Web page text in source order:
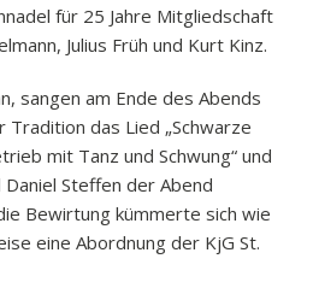
für 25 Jahre Mitgliedschaft
Julius Früh und Kurt Kinz.
sangen am Ende des Abends
Tradition das Lied „Schwarze
mit Tanz und Schwung“ und
Steffen der Abend
Bewirtung kümmerte sich wie
eine Abordnung der KjG St.